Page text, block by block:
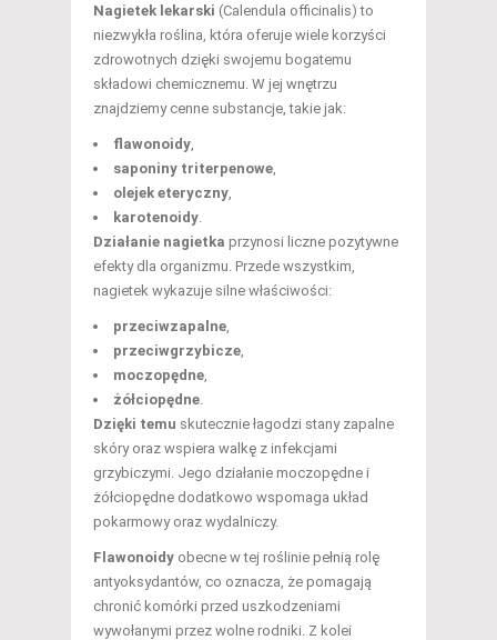
Nagietek lekarski (Calendula officinalis) to
niezwykła roślina, która oferuje wiele korzyści
zdrowotnych dzięki swojemu bogatemu
składowi chemicznemu. W jej wnętrzu
znajdziemy cenne substancje, takie jak:
flawonoidy
saponiny triterpenowe
olejek eteryczny
karotenoidy
Działanie nagietka przynosi liczne pozytywne
efekty dla organizmu. Przede wszystkim,
nagietek wykazuje silne właściwości:
przeciwzapalne
przeciwgrzybicze
moczopędne
żółciopędne
Dzięki temu skutecznie łagodzi stany zapalne
skóry oraz wspiera walkę z infekcjami
grzybiczymi. Jego działanie moczopędne i
żółciopędne dodatkowo wspomaga układ
pokarmowy oraz wydalniczy.
Flawonoidy obecne w tej roślinie pełnią rolę
antyoksydantów, co oznacza, że pomagają
chronić komórki przed uszkodzeniami
wywołanymi przez wolne rodniki. Z kolei